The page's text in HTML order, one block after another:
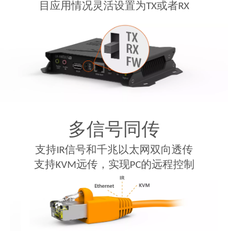
目应用情况灵活设置为TX或者RX
多信号同传
支持IR信号和千兆以太网双向透传
支持KVM远传，实现PC的远程控制